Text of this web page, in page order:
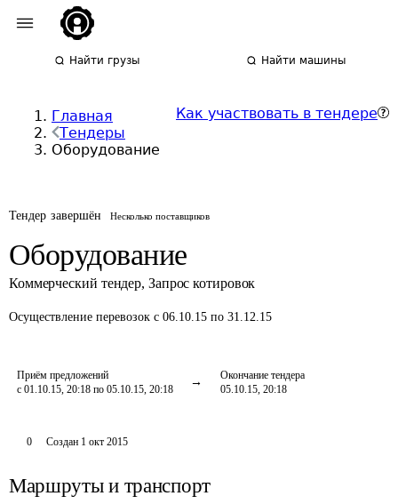
Найти грузы Найти машины
Главная
Тендеры
Оборудование
Как участвовать в тендере
Тендер завершён Несколько поставщиков
Оборудование
Коммерческий тендер, Запрос котировок
Осуществление перевозок с 06.10.15 по 31.12.15
Приём предложений
с 01.10.15, 20:18 по 05.10.15, 20:18
Окончание тендера
05.10.15, 20:18
0 Создан 1 окт 2015
Маршруты и транспорт